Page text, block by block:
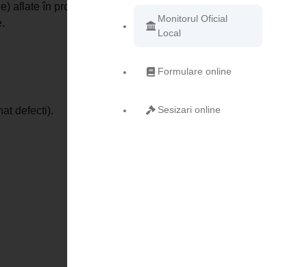
aflate în proprietatea publică.
defecti).
Monitorul Oficial
Local
Formulare online
Sesizari online